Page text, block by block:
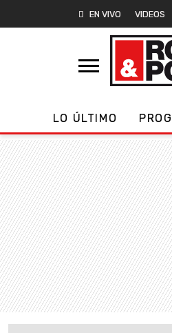
EN VIVO VIDEOS
LO ÚLTIMO